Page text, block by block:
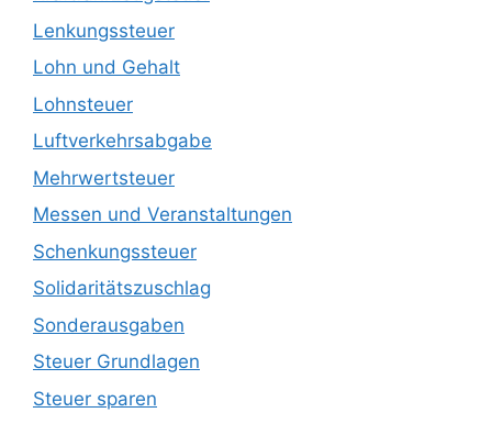
Lenkungssteuer
Lohn und Gehalt
Lohnsteuer
Luftverkehrsabgabe
Mehrwertsteuer
Messen und Veranstaltungen
Schenkungssteuer
Solidaritätszuschlag
Sonderausgaben
Steuer Grundlagen
Steuer sparen